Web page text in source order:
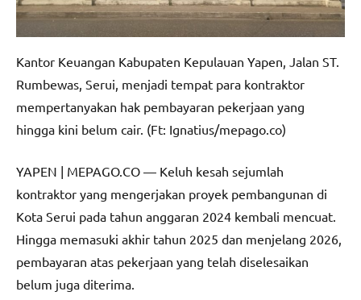
Kantor Keuangan Kabupaten Kepulauan Yapen, Jalan ST.
Rumbewas, Serui, menjadi tempat para kontraktor
mempertanyakan hak pembayaran pekerjaan yang
hingga kini belum cair. (Ft: Ignatius/mepago.co)
YAPEN | MEPAGO.CO — Keluh kesah sejumlah
kontraktor yang mengerjakan proyek pembangunan di
Kota Serui pada tahun anggaran 2024 kembali mencuat.
Hingga memasuki akhir tahun 2025 dan menjelang 2026,
pembayaran atas pekerjaan yang telah diselesaikan
belum juga diterima.